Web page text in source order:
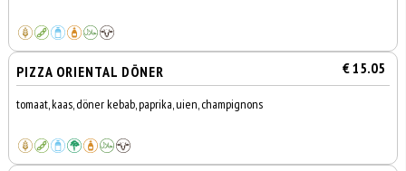
PIZZA ORIENTAL DÖNER € 15.05
tomaat, kaas, döner kebab, paprika, uien, champignons